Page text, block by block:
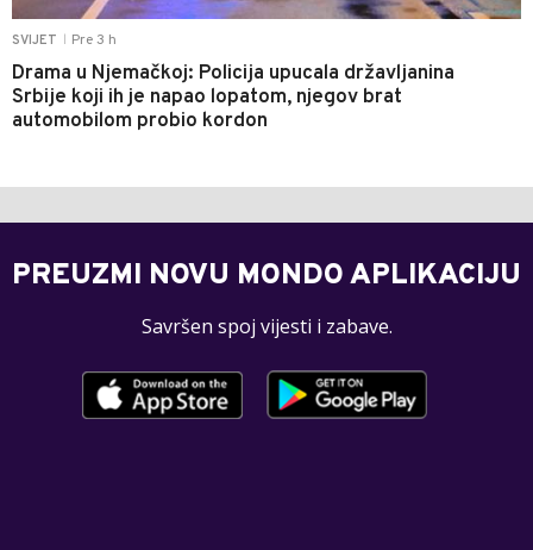
SVIJET Pre 3 h
Drama u Njemačkoj: Policija upucala državljanina
Srbije koji ih je napao lopatom, njegov brat
automobilom probio kordon
PREUZMI NOVU MONDO APLIKACIJU
Savršen spoj vijesti i zabave.